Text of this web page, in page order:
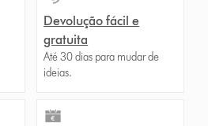
Devolução fácil e
gratuita
Até 30 dias para mudar de
ideias.